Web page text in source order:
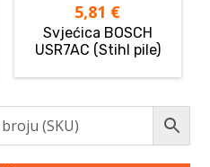
5,81 €
Svjećica BOSCH
USR7AC (Stihl pile)